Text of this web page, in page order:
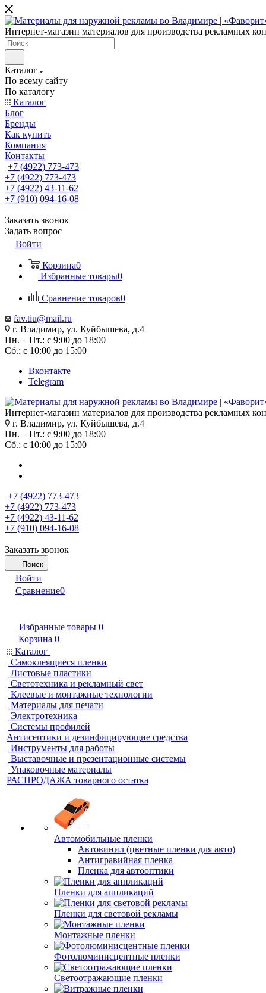
Интернет-магазин материалов для производства рекламных
Каталог
По всему сайту
По каталогу
Каталог
Блог
Бренды
Как купить
Компания
Контакты
+7 (4922) 773-473
+7 (4922) 773-473
+7 (4922) 43-11-62
+7 (910) 094-16-08
Заказать звонок
Задать вопрос
Войти
Корзина0
Избранные товары0
Сравнение товаров0
fav.tiu@mail.ru
г. Владимир, ул. Куйбышева, д.4
Пн. – Пт.: с 9:00 до 18:00
Сб.: с 10:00 до 15:00
Вконтакте
Telegram
Интернет-магазин материалов для производства рекламных
г. Владимир, ул. Куйбышева, д.4
Пн. – Пт.: с 9:00 до 18:00
Сб.: с 10:00 до 15:00
+7 (4922) 773-473
+7 (4922) 773-473
+7 (4922) 43-11-62
+7 (910) 094-16-08
Заказать звонок
Поиск
Войти
Сравнение0
Избранные товары 0
Корзина 0
Каталог
Самоклеящиеся пленки
Листовые пластики
Светотехника и рекламный свет
Клеевые и монтажные технологии
Материалы для печати
Электротехника
Системы профилей
Антисептики и дезинфицирующие средства
Инструменты для работы
Выставочные и презентационные системы
Упаковочные материалы
РАСПРОДАЖА товарного остатка
Автомобильные пленки
Автовинил (цветные пленки для авто)
Антигравийная пленка
Пленка для автооптики
Пленки для аппликаций
Пленки для световой рекламы
Монтажные пленки
Фотолюминисцентные пленки
Светоотражающие пленки